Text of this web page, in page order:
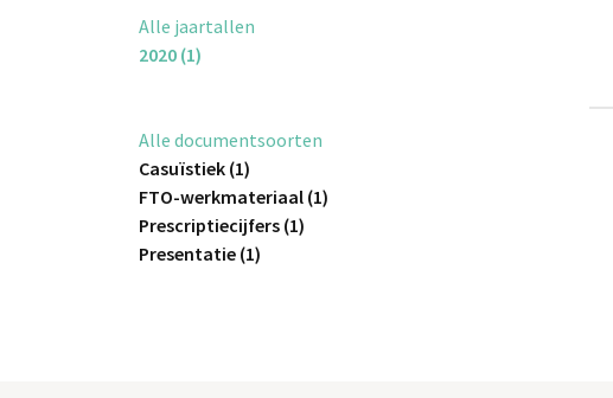
Alle jaartallen
2020 (1)
Alle documentsoorten
Casuïstiek (1)
FTO-werkmateriaal (1)
Prescriptiecijfers (1)
Presentatie (1)